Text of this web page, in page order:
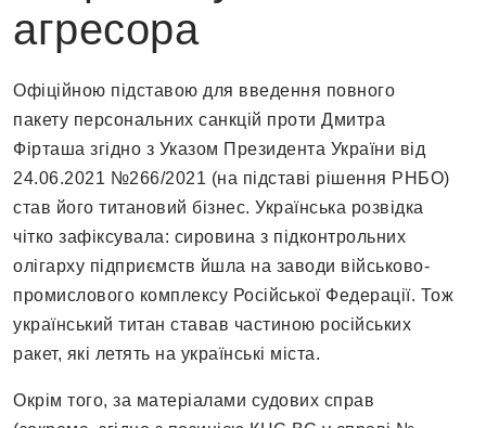
агресора
Офіційною підставою для введення повного
пакету персональних санкцій проти Дмитра
Фірташа згідно з Указом Президента України від
24.06.2021 №266/2021 (на підставі рішення РНБО)
став його титановий бізнес. Українська розвідка
чітко зафіксувала: сировина з підконтрольних
олігарху підприємств йшла на заводи військово-
промислового комплексу Російської Федерації. Тож
український титан ставав частиною російських
ракет, які летять на українські міста.
Окрім того, за матеріалами судових справ